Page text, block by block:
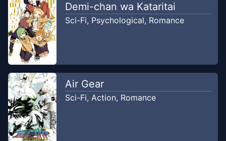
Chapter2.2
arlas
Mar 1, 2026
Chapter
arlas
Demi-chan wa Kataritai
Sci-Fi, Psychological, Romance
Air Gear
Sci-Fi, Action, Romance